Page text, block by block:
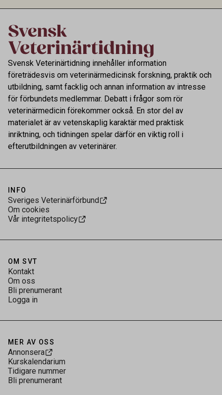
Svensk Veterinärtidning innehåller information
företrädesvis om veterinärmedicinsk forskning, praktik och
utbildning, samt facklig och annan information av intresse
för förbundets medlemmar. Debatt i frågor som rör
veterinärmedicin förekommer också. En stor del av
materialet är av vetenskaplig karaktär med praktisk
inriktning, och tidningen spelar därför en viktig roll i
efterutbildningen av veterinärer.
INFO
Sveriges Veterinärförbund
Om cookies
Vår integritetspolicy
OM SVT
Kontakt
Om oss
Bli prenumerant
Logga in
MER AV OSS
Annonsera
Kurskalendarium
Tidigare nummer
Bli prenumerant